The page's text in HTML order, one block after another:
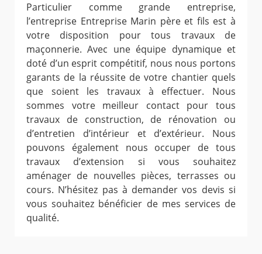
Particulier comme grande entreprise,
l’entreprise Entreprise Marin père et fils est à
votre disposition pour tous travaux de
maçonnerie. Avec une équipe dynamique et
doté d’un esprit compétitif, nous nous portons
garants de la réussite de votre chantier quels
que soient les travaux à effectuer. Nous
sommes votre meilleur contact pour tous
travaux de construction, de rénovation ou
d’entretien d’intérieur et d’extérieur. Nous
pouvons également nous occuper de tous
travaux d’extension si vous souhaitez
aménager de nouvelles pièces, terrasses ou
cours. N’hésitez pas à demander vos devis si
vous souhaitez bénéficier de mes services de
qualité.